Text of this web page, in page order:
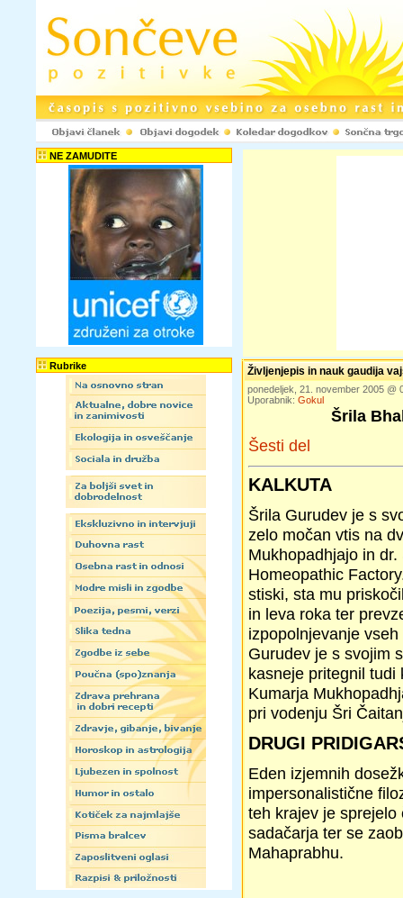
NE ZAMUDITE
Rubrike Življenjepis in nauk gaudija
ponedeljek, 21. november 2005 @
Uporabnik: Gokul
Šrila
Šesti del
KALKUTA
Šrila Gurudev je s
zelo močan vtis na
Mukhopadhjajo in
Homeopathic
stiski, sta mu
in leva roka ter
izpopolnjevanje
Gurudev je s svojim
kasneje pritegnil tudi
Kumarja
pri vodenju Šri
DRUGI
Eden izjemnih
impersonalistične
teh krajev je
sadačarja ter se
Mahaprabhu.